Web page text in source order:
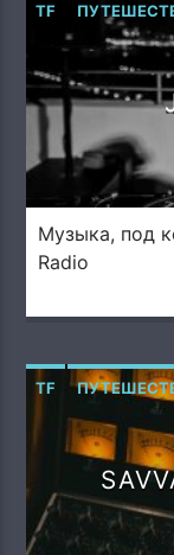
TF
Музыка, под
Radio
TF